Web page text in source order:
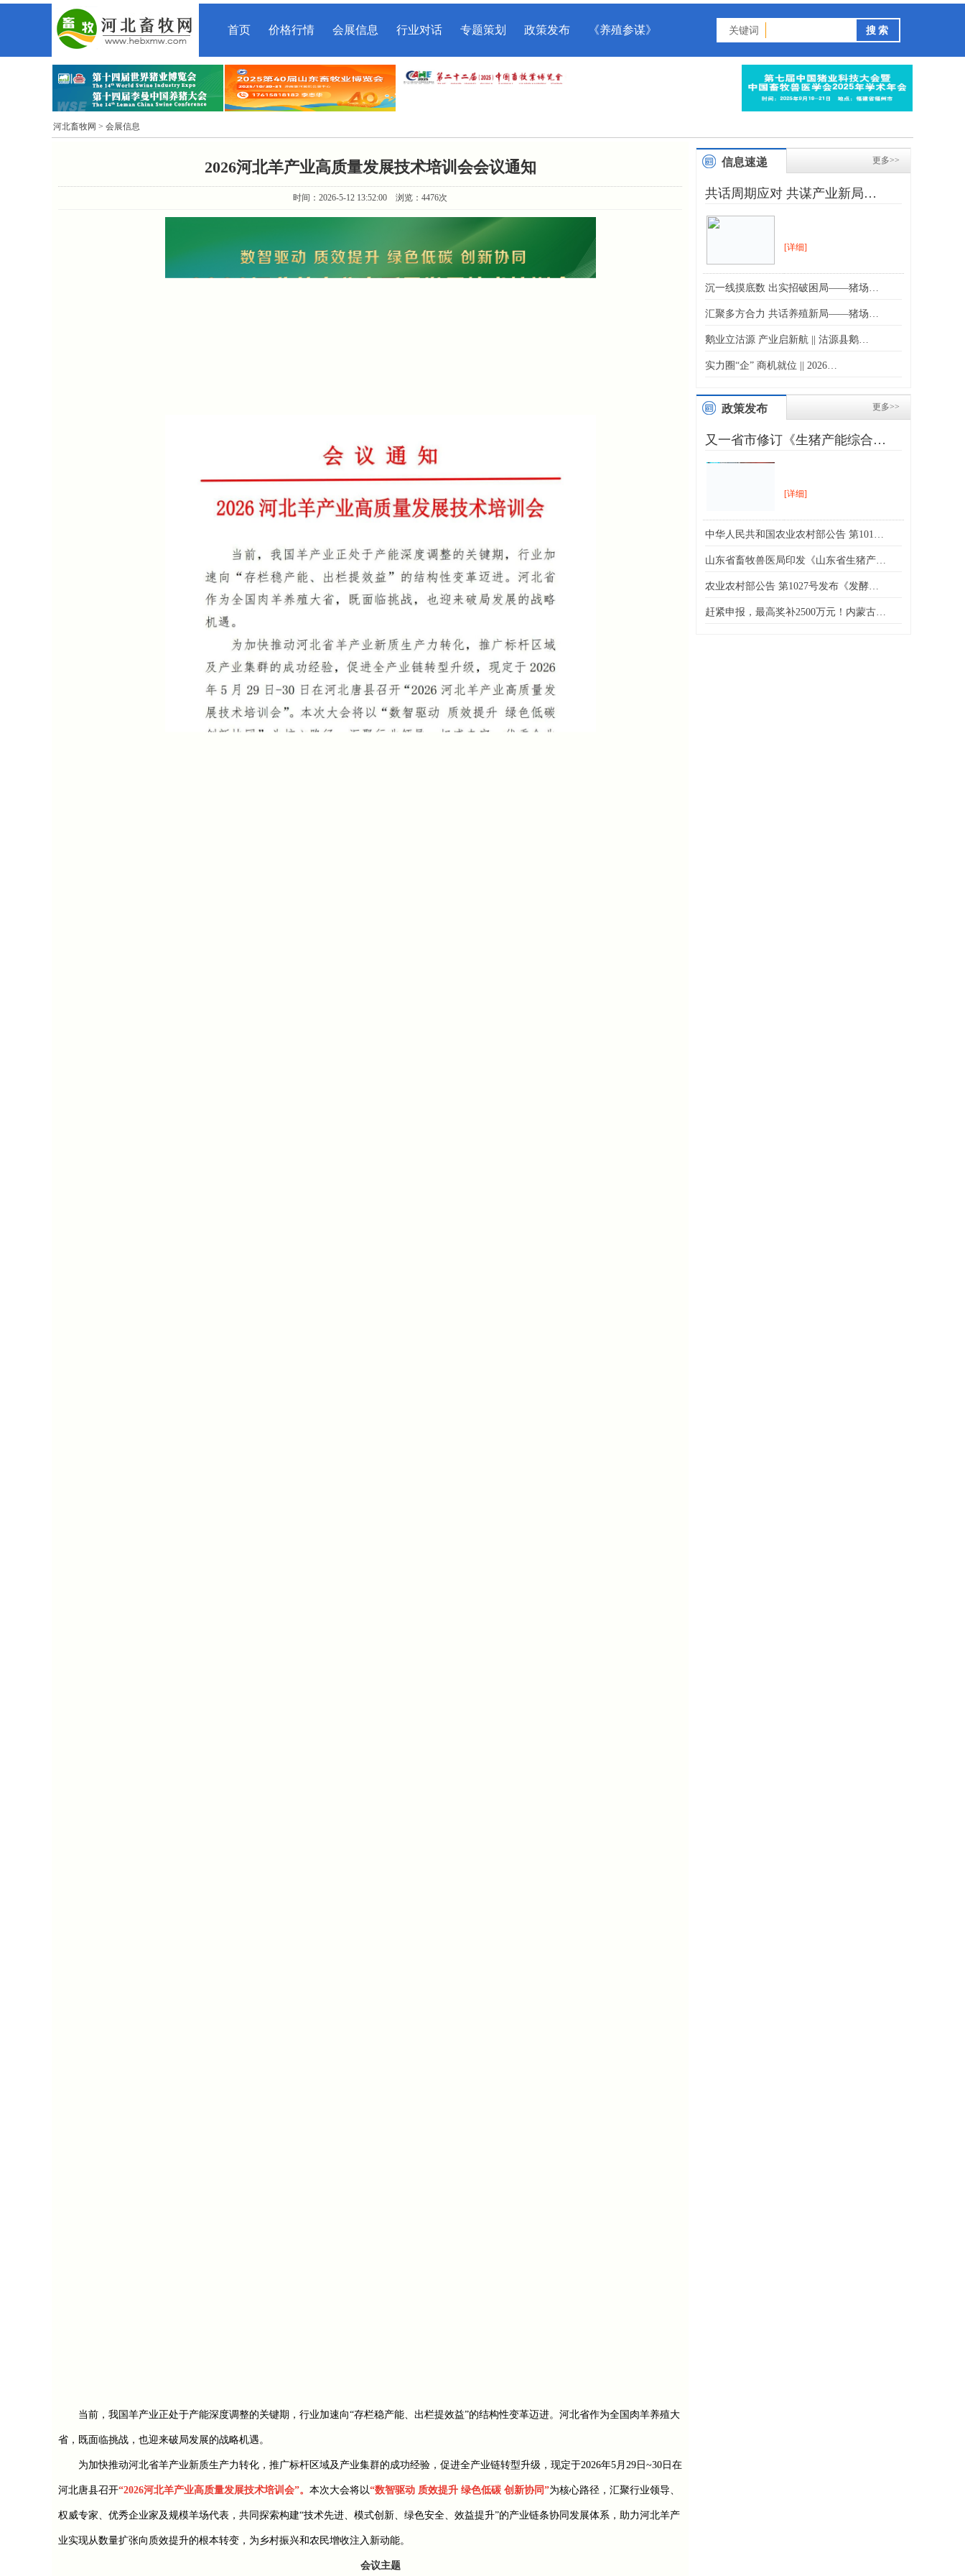
首页 价格行情 会展信息 行业对话 专题策划 政策发布 《养殖参谋》 关键词
河北畜牧网 > 会展信息
2026河北羊产业高质量发展技术培训会会议通知
时间：2026-5-12 13:52:00 浏览：4476次
当前，我国羊产业正处于产能深度调整的关键期，行业加速向“存栏稳产能、出栏提效益”的结构性变革迈进。河北省作为全国肉羊养殖大
省，既面临挑战，也迎来破局发展的战略机遇。
为加快推动河北省羊产业新质生产力转化，推广标杆区域及产业集群的成功经验，促进全产业链转型升级，现定于2026年5月29日~30日在
河北唐县召开“2026河北羊产业高质量发展技术培训会”。 本次大会将以“数智驱动 质效提升 绿色低碳 创新协同”为核心路径，汇聚行业领导、
权威专家、优秀企业家及规模羊场代表，共同探索构建“技术先进、模式创新、绿色安全、效益提升”的产业链条协同发展体系，助力河北羊产
业实现从数量扩张向质效提升的根本转变，为乡村振兴和农民增收注入新动能。
会议主题
更多>>
信息速递
共话周期应对 共谋产业新局…
[详细]
沉一线摸底数 出实招破困局——猪场…
汇聚多方合力 共话养殖新局——猪场…
鹅业立沽源 产业启新航 || 沽源县鹅…
实力圈“企” 商机就位 || 2026…
更多>>
政策发布
又一省市修订《生猪产能综合…
[详细]
中华人民共和国农业农村部公告 第101…
山东省畜牧兽医局印发《山东省生猪产…
农业农村部公告 第1027号发布《发酵…
赶紧申报，最高奖补2500万元！内蒙古…